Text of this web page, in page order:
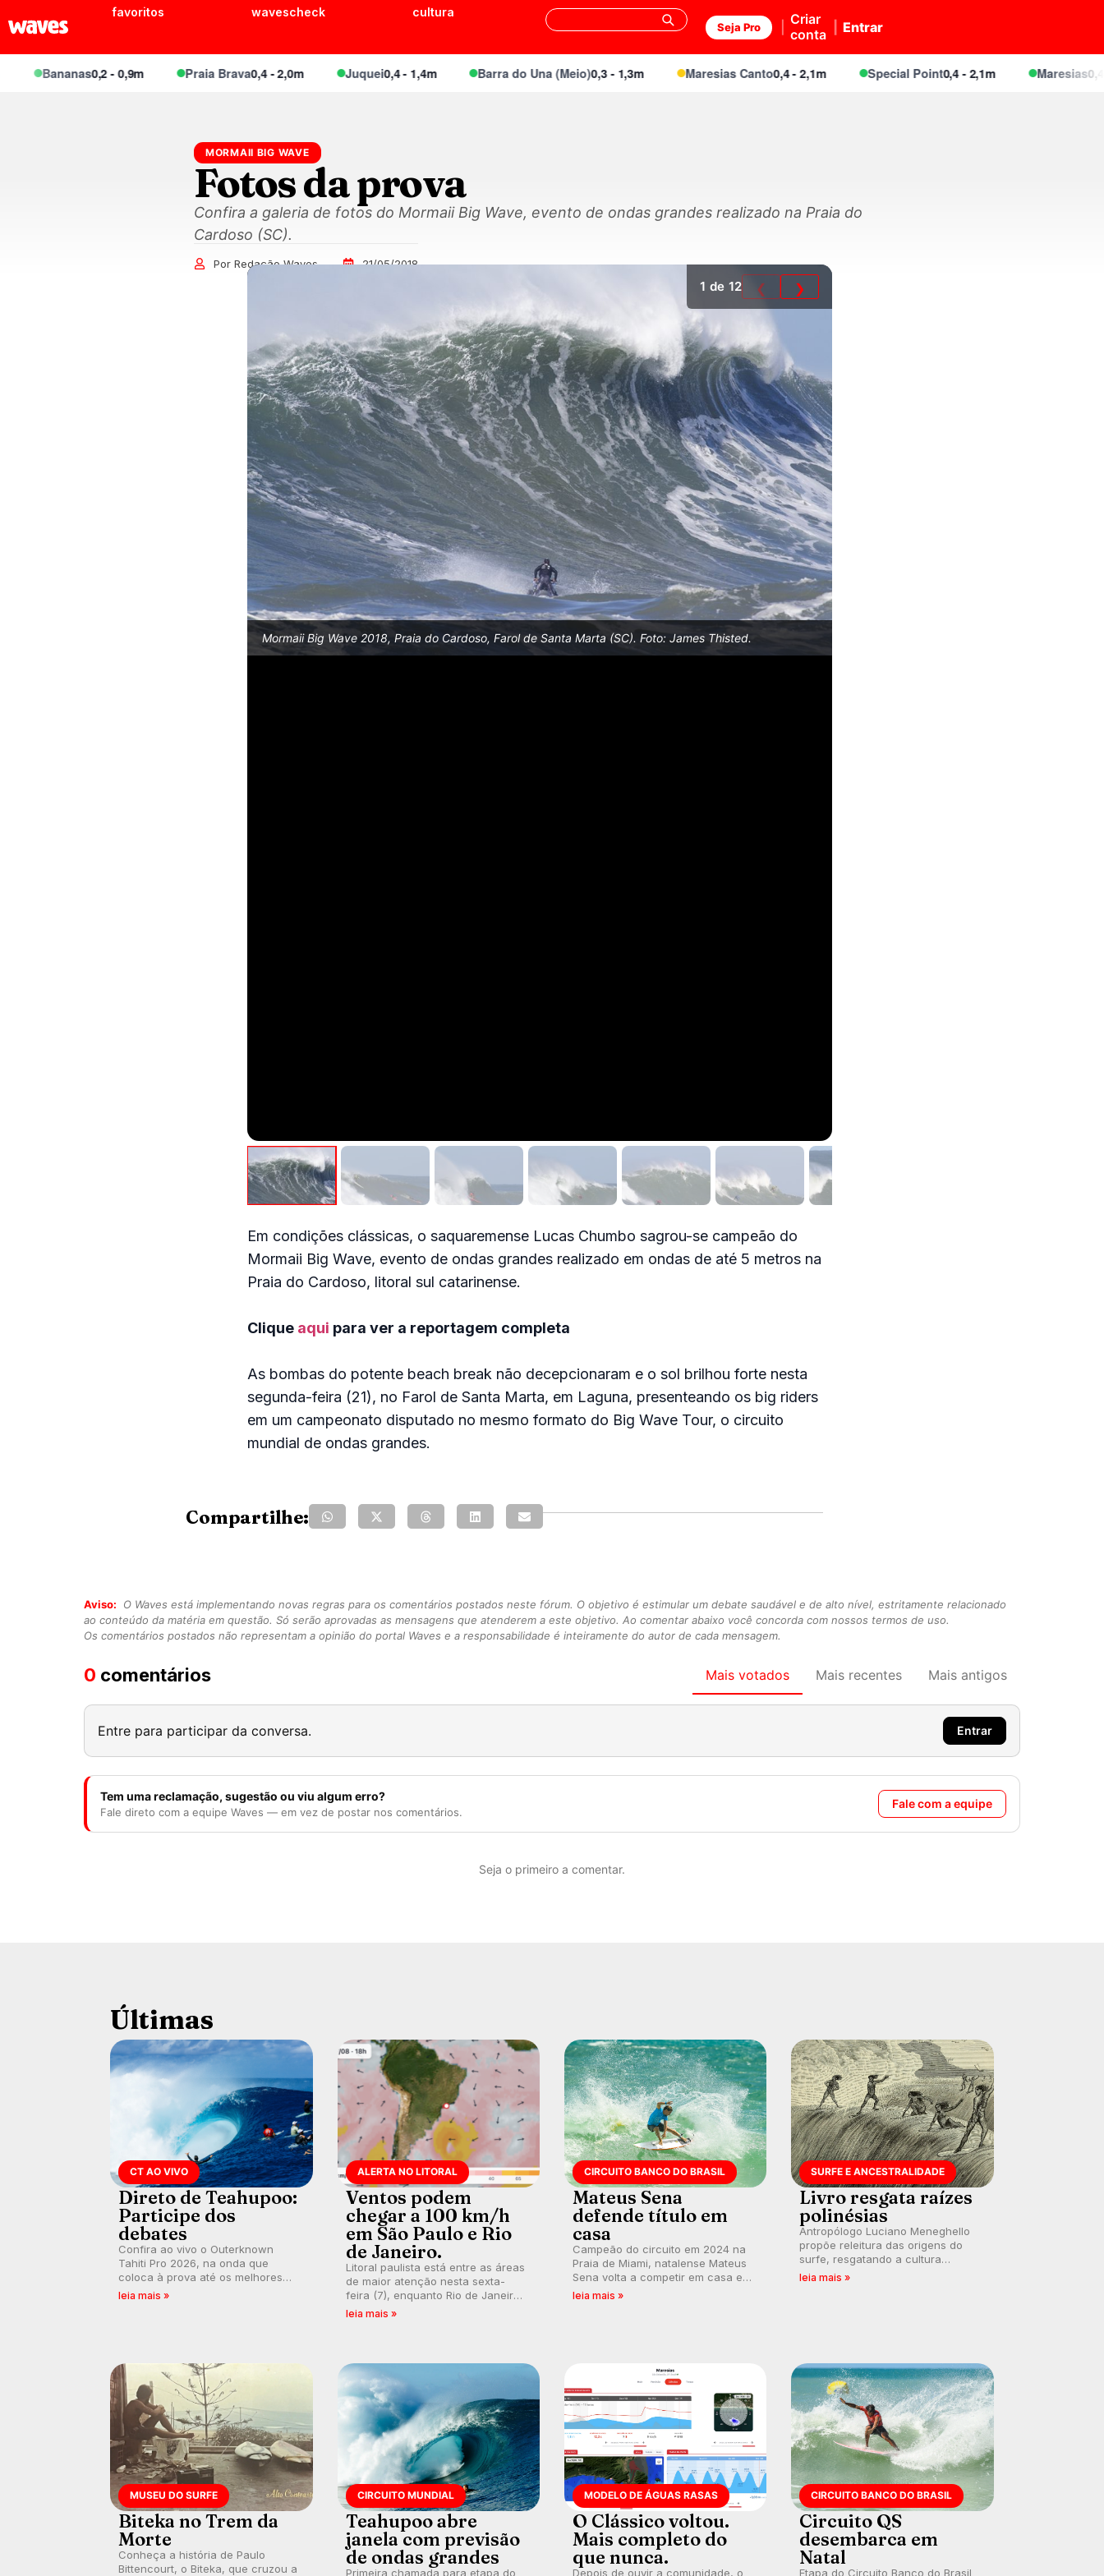
favoritos wavescheck cultura
Seja Pro
Criar
conta
Entrar
Bananas0,2 - 0,9m Praia Brava0,4 - 2,0m Juquei0,4 - 1,4m Barra do Una (Meio)0,3 - 1,3m Maresias Canto0,4 - 2,1m Special Point 0,4 - 2,1m Maresias0,4 -
MORMAII BIG WAVE
Fotos da prova
Confira a galeria de fotos do Mormaii Big Wave, evento de ondas grandes realizado na Praia do
Cardoso (SC).
Por Redação Waves 21/05/2018
Mormaii Big Wave 2018, Praia do Cardoso, Farol de Santa Marta (SC). Foto: James Thisted.
1 de 12 ❮ ❯
Em condições clássicas, o saquaremense Lucas Chumbo sagrou-se campeão do
Mormaii Big Wave, evento de ondas grandes realizado em ondas de até 5 metros na
Praia do Cardoso, litoral sul catarinense.
Clique aqui para ver a reportagem completa
As bombas do potente beach break não decepcionaram e o sol brilhou forte nesta
segunda-feira (21), no Farol de Santa Marta, em Laguna, presenteando os big riders
em um campeonato disputado no mesmo formato do Big Wave Tour, o circuito
mundial de ondas grandes.
Compartilhe:
Aviso:
O Waves está implementando novas regras para os comentários postados neste fórum. O objetivo é estimular um debate saudável e de alto nível, estritamente relacionado
ao conteúdo da matéria em questão. Só serão aprovadas as mensagens que atenderem a este objetivo. Ao comentar abaixo você concorda com nossos termos de uso.
Os comentários postados não representam a opinião do portal Waves e a responsabilidade é inteiramente do autor de cada mensagem.
0 comentários Mais votados Mais recentes Mais antigos
Entre para participar da conversa. Entrar
Tem uma reclamação, sugestão ou viu algum erro?
Fale direto com a equipe Waves — em vez de postar nos comentários.
Fale com a equipe
Seja o primeiro a comentar.
Últimas
CT AO VIVO
Direto de Teahupoo:
Participe dos
debates
Confira ao vivo o Outerknown
Tahiti Pro 2026, na onda que
coloca à prova até os melhores
surfistas do mundo. E participe dos
leia mais »
ALERTA NO LITORAL
Ventos podem
chegar a 100 km/h
em São Paulo e Rio
de Janeiro.
Litoral paulista está entre as áreas
de maior atenção nesta sexta-
feira (7), enquanto Rio de Janeiro
também recebe alerta para ventos
leia mais »
CIRCUITO BANCO DO BRASIL
Mateus Sena
defende título em
casa
Campeão do circuito em 2024 na
Praia de Miami, natalense Mateus
Sena volta a competir em casa em
busca de manter a hegemonia
leia mais »
SURFE E ANCESTRALIDADE
Livro resgata raízes
polinésias
Antropólogo Luciano Meneghello
propõe releitura das origens do
surfe, resgatando a cultura
polinésia e questionando a visão
leia mais »
MUSEU DO SURFE
Biteka no Trem da
Morte
Conheça a história de Paulo
Bittencourt, o Biteka, que cruzou a
CIRCUITO MUNDIAL
Teahupoo abre
janela com previsão
de ondas grandes
Primeira chamada para etapa do
MODELO DE ÁGUAS RASAS
O Clássico voltou.
Mais completo do
que nunca.
Depois de ouvir a comunidade, o
CIRCUITO BANCO DO BRASIL
Circuito QS
desembarca em
Natal
Etapa do Circuito Banco do Brasil